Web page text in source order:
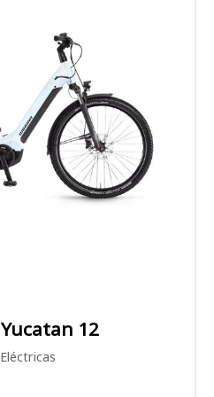
12